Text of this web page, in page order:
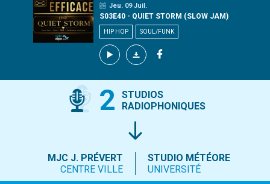
Jeu. 09 Juil.
S03E40 - QUIET STORM (SLOW JAM)
HIP HOP SOUL/FUNK
2
STUDIOS
RADIOPHONIQUES
MJC J. PRÉVERT
CENTRE VILLE
STUDIO MÉTÉORE
UNIVERSITÉ